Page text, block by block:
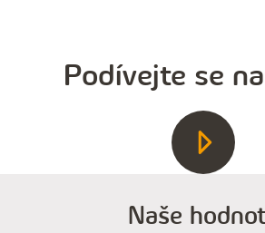
Podívejte se
Naše